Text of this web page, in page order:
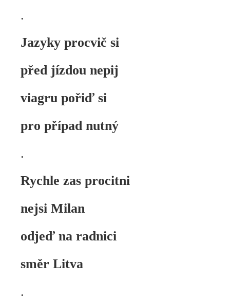
.
Jazyky procvič si
před jízdou nepij
viagru pořiď si
pro případ nutný
.
Rychle zas procitni
nejsi Milan
odjeď na radnici
směr Litva
.